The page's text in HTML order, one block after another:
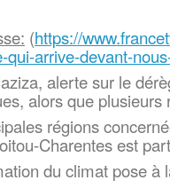
(https://
qui-arrive-devant-
alerte sur le
alors que
régions
Charentes est
du climat pose à